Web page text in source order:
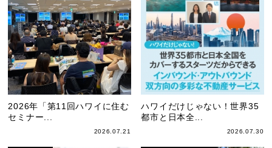
2026年「第11回ハワイに住む
セミナー...
2026.07.21
ハワイだけじゃない！世界35
都市と日本全...
2026.07.30